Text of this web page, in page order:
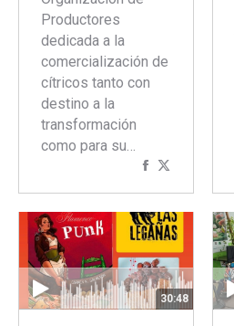
Productores
dedicada a la
comercialización de
cítricos tanto con
destino a la
transformación
como para su…
Compartir
Facebook
Twitter
30:48